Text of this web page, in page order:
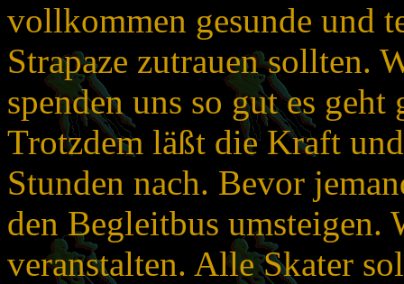
vollkommen gesunde und
Strapaze zutrauen sollten.
spenden uns so gut es
Trotzdem läßt die Kraft
Stunden nach. Bevor
den Begleitbus
veranstalten. Alle Skater